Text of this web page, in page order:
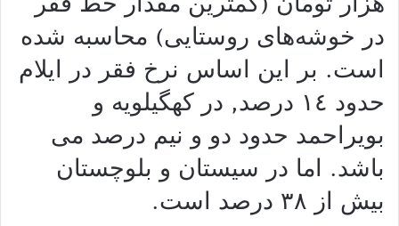
در خوشه‌های روستایی) محاسبه شده
است. بر این اساس نرخ فقر در ایلام
حدود ١٤ درصد, در کهگیلویه و
بویراحمد حدود دو و نیم درصد می
باشد. اما در سیستان و بلوچستان
بیش از ٣٨ درصد است.